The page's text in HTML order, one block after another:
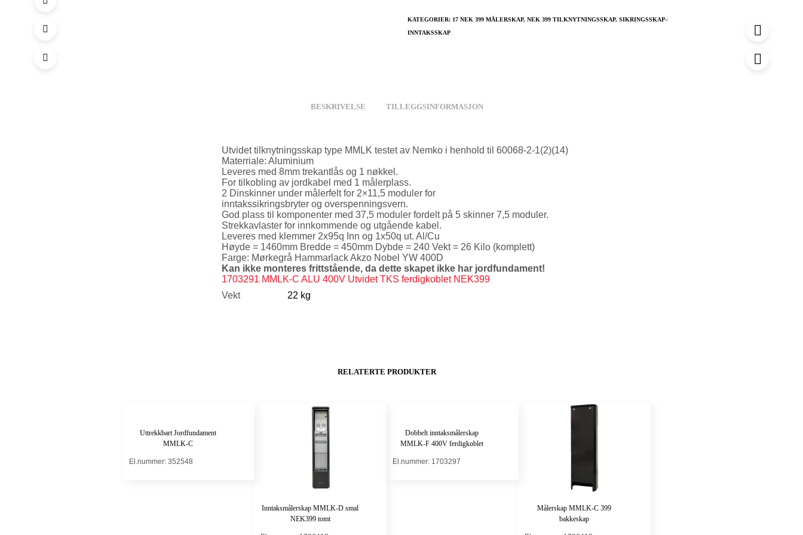
KATEGORIER: 17 NEK 399 MÅLERSKAP, NEK 399 TILKNYTNINGSSKAP, SIKRINGSSKAP–
INNTAKSSKAP
BESKRIVELSE TILLEGGSINFORMASJON
Utvidet tilknytningsskap type MMLK testet av Nemko i henhold til 60068-2-1(2)(14)
Materriale: Aluminium
Leveres med 8mm trekantlås og 1 nøkkel.
For tilkobling av jordkabel med 1 målerplass.
2 Dinskinner under målerfelt for 2×11,5 moduler for
inntakssikringsbryter og overspenningsvern.
God plass til komponenter med 37,5 moduler fordelt på 5 skinner 7,5 moduler.
Strekkavlaster for innkommende og utgående kabel.
Leveres med klemmer 2x95q Inn og 1x50q ut. Al/Cu
Høyde = 1460mm Bredde = 450mm Dybde = 240 Vekt = 26 Kilo (komplett)
Farge: Mørkegrå Hammarlack Akzo Nobel YW 400D
Kan ikke monteres frittstående, da dette skapet ikke har jordfundament!
1703291 MMLK-C ALU 400V Utvidet TKS ferdigkoblet NEK399
Vekt
22 kg
RELATERTE PRODUKTER
Uttrekkbart Jordfundament
MMLK-C
El.nummer: 352548
Inntaksmålerskap MMLK-D smal
NEK399 tomt
Dobbelt inntaksmålerskap
MMLK-F 400V ferdigkoblet
El.nummer: 1703297
Målerskap MMLK-C 399
bakkeskap
r
v